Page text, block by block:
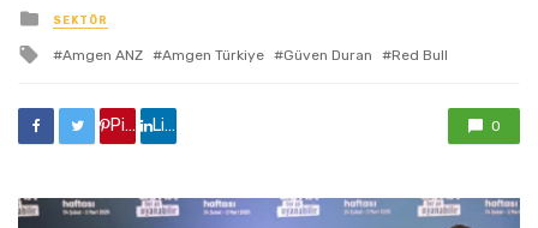
yayınlanan
SEKTÖR
ileAmgen ANZ Amgen Türkiye Güven Duran Red Bull
Pinterest'de paylaş Linkedin'de paylaş 0